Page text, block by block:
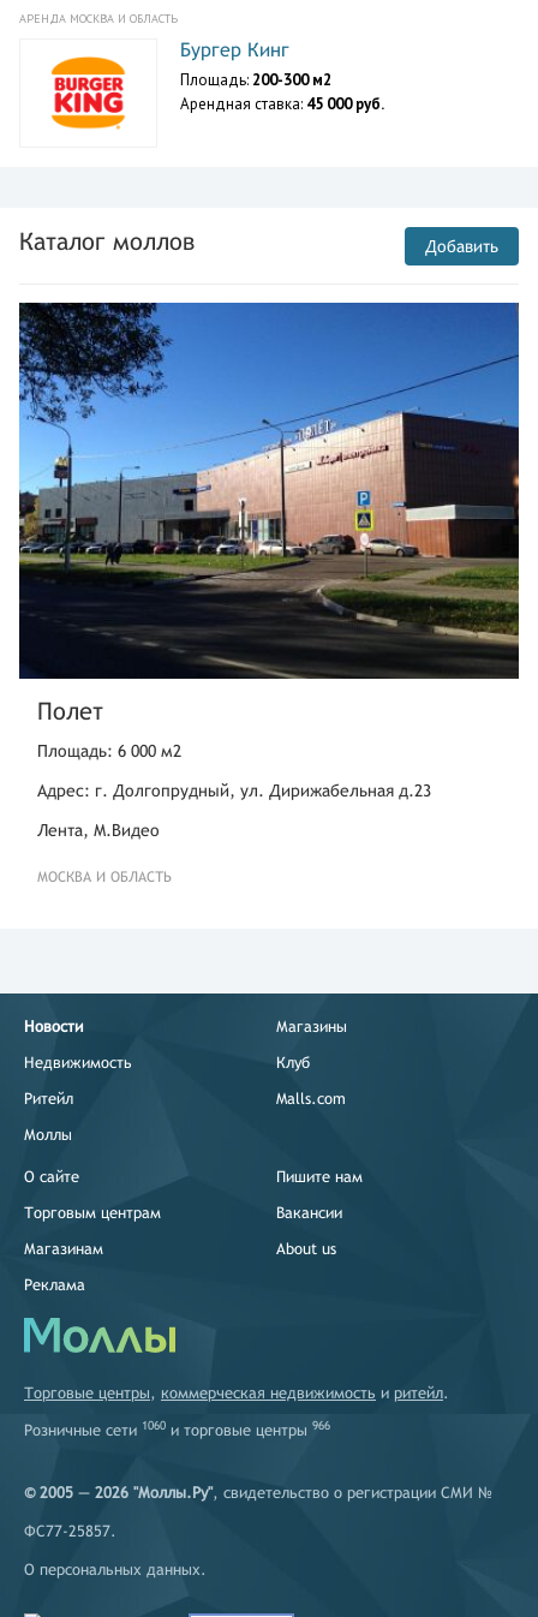
АРЕНДА МОСКВА И ОБЛАСТЬ
Бургер Кинг
Площадь: 200-300 м2
Арендная ставка: 45 000 руб.
Каталог моллов Добавить
Полет
Площадь: 6 000 м2
Адрес: г. Долгопрудный, ул. Дирижабельная д.23
Лента, М.Видео
МОСКВА И ОБЛАСТЬ
Новости
Недвижимость
Ритейл
Моллы
Магазины
Клуб
Malls.com
О сайте
Торговым центрам
Магазинам
Реклама
Пишите нам
Вакансии
About us
Торговые центры, коммерческая недвижимость и ритейл.
Розничные сети 1060 и торговые центры 966
© 2005 — 2026 "Моллы.Ру", свидетельство о регистрации СМИ №
ФС77-25857.
О персональных данных.